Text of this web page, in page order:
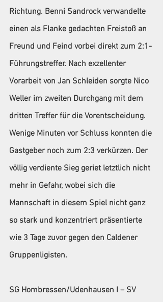
Richtung. Benni Sandrock verwandelte
einen als Flanke gedachten Freistoß an
Freund und Feind vorbei direkt zum 2:1-
Führungstreffer. Nach exzellenter
Vorarbeit von Jan Schleiden sorgte Nico
Weller im zweiten Durchgang mit dem
dritten Treffer für die Vorentscheidung.
Wenige Minuten vor Schluss konnten die
Gastgeber noch zum 2:3 verkürzen. Der
völlig verdiente Sieg geriet letztlich nicht
mehr in Gefahr, wobei sich die
Mannschaft in diesem Spiel nicht ganz
so stark und konzentriert präsentierte
wie 3 Tage zuvor gegen den Caldener
Gruppenligisten.
SG Hombressen/Udenhausen I – SV